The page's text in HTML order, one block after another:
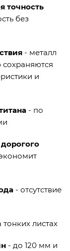
точность
без
- металл
сохраняются
и
- по
- отсутствие
листах
- до 120 мм и